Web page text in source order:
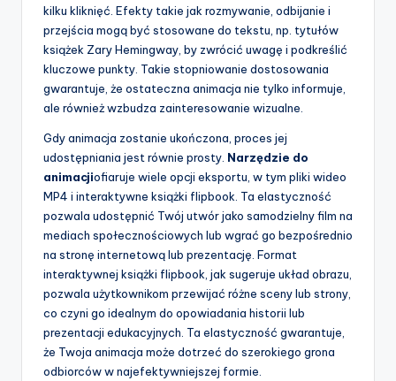
kilku kliknięć. Efekty takie jak rozmywanie, odbijanie i
przejścia mogą być stosowane do tekstu, np. tytułów
książek Zary Hemingway, by zwrócić uwagę i podkreślić
kluczowe punkty. Takie stopniowanie dostosowania
gwarantuje, że ostateczna animacja nie tylko informuje,
ale również wzbudza zainteresowanie wizualne.
Gdy animacja zostanie ukończona, proces jej
udostępniania jest równie prosty. Narzędzie do
animacjiofiaruje wiele opcji eksportu, w tym pliki wideo
MP4 i interaktywne książki flipbook. Ta elastyczność
pozwala udostępnić Twój utwór jako samodzielny film na
mediach społecznościowych lub wgrać go bezpośrednio
na stronę internetową lub prezentację. Format
interaktywnej książki flipbook, jak sugeruje układ obrazu,
pozwala użytkownikom przewijać różne sceny lub strony,
co czyni go idealnym do opowiadania historii lub
prezentacji edukacyjnych. Ta elastyczność gwarantuje,
że Twoja animacja może dotrzeć do szerokiego grona
odbiorców w najefektywniejszej formie.